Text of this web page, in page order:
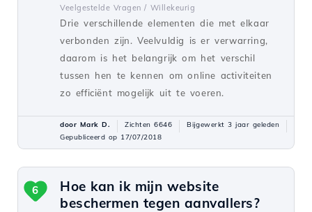
Veelgestelde Vragen / Willekeurig
Drie verschillende elementen die met elkaar
verbonden zijn. Veelvuldig is er verwarring,
daarom is het belangrijk om het verschil
tussen hen te kennen om online activiteiten
zo efficiënt mogelijk uit te voeren.
door Mark D. Zichten 6646
Bijgewerkt 3 jaar geleden
Gepubliceerd op 17/07/2018
Hoe kan ik mijn website
beschermen tegen aanvallers?
6